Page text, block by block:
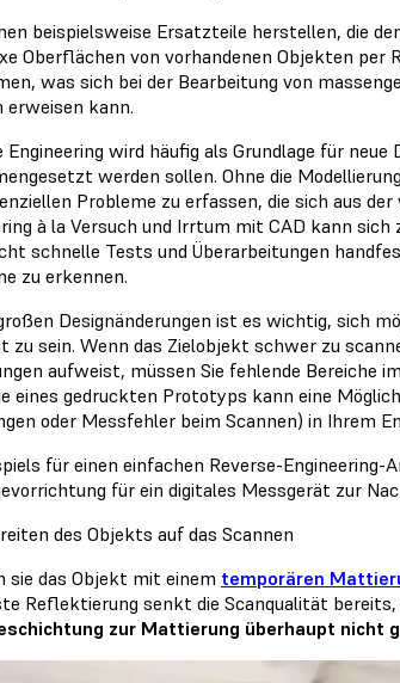
beispielsweise Ersatzteile herstellen, die
Oberflächen von vorhandenen Objekten per
was sich bei der Bearbeitung von
erweisen kann.
Engineering wird häufig als Grundlage für
werden sollen. Ohne die
Probleme zu erfassen, die sich aus
à la Versuch und Irrtum mit CAD kann
schnelle Tests und Überarbeitungen
zu erkennen.
Designänderungen ist es wichtig, sich
zu sein. Wenn das Zielobjekt schwer zu
aufweist, müssen Sie fehlende Bereiche
eines gedruckten Prototyps kann eine
oder Messfehler beim Scannen) in Ihrem
für einen einfachen Reverse-
für ein digitales Messgerät zur
des Objekts auf das Scannen
sie das Objekt mit einem temporären
Reflektierung senkt die Scanqualität bereits,
zur Mattierung überhaupt nicht